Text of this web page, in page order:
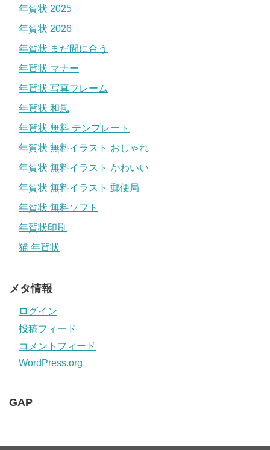
年賀状 2025
年賀状 2026
年賀状 まだ間に合う
年賀状 マナー
年賀状 写真フレーム
年賀状 和風
年賀状 無料 テンプレート
年賀状 無料イラスト おしゃれ
年賀状 無料イラスト かわいい
年賀状 無料イラスト 郵便局
年賀状 無料ソフト
年賀状印刷
猫 年賀状
メタ情報
ログイン
投稿フィード
コメントフィード
WordPress.org
GAP